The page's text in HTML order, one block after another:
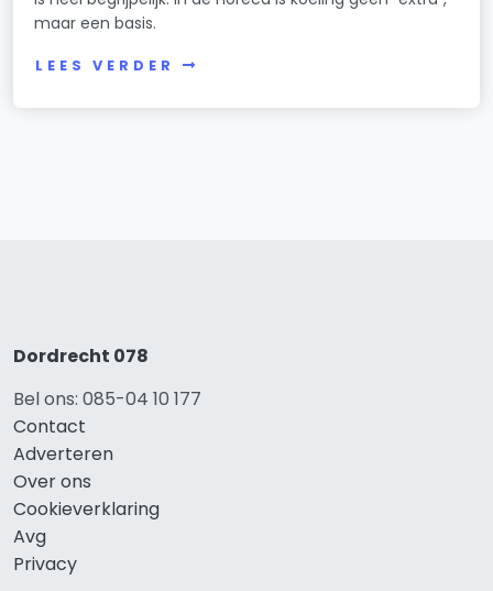
maar een basis.
LEES VERDER
Dordrecht 078
Bel ons: 085-04 10 177
Contact
Adverteren
Over ons
Cookieverklaring
Avg
Privacy